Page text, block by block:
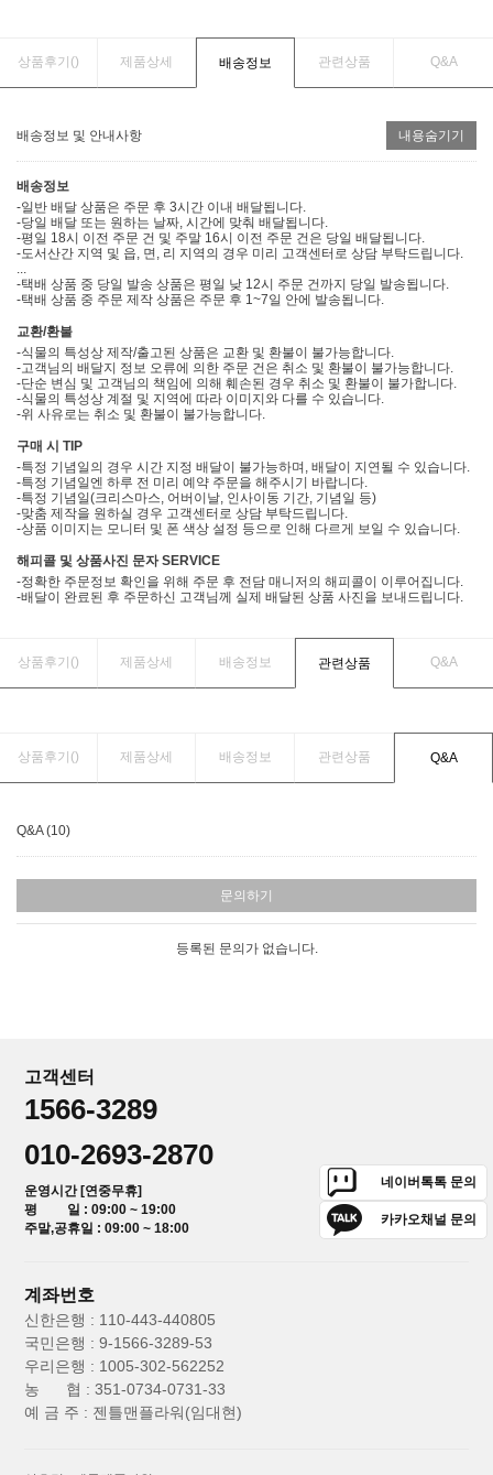
상품후기() 제품상세 배송정보 관련상품 Q&A
배송정보 및 안내사항 내용숨기기
배송정보
-일반 배달 상품은 주문 후 3시간 이내 배달됩니다.
-당일 배달 또는 원하는 날짜, 시간에 맞춰 배달됩니다.
-평일 18시 이전 주문 건 및 주말 16시 이전 주문 건은 당일 배달됩니다.
-도서산간 지역 및 읍, 면, 리 지역의 경우 미리 고객센터로 상담 부탁드립니다.
-택배 상품 중 당일 발송 상품은 평일 낮 12시 주문 건까지 당일 발송됩니다.
-택배 상품 중 주문 제작 상품은 주문 후 1~7일 안에 발송됩니다.
교환/환불
-식물의 특성상 제작/출고된 상품은 교환 및 환불이 불가능합니다.
-고객님의 배달지 정보 오류에 의한 주문 건은 취소 및 환불이 불가능합니다.
-단순 변심 및 고객님의 책임에 의해 훼손된 경우 취소 및 환불이 불가합니다.
-식물의 특성상 계절 및 지역에 따라 이미지와 다를 수 있습니다.
-위 사유로는 취소 및 환불이 불가능합니다.
구매 시 TIP
-특정 기념일의 경우 시간 지정 배달이 불가능하며, 배달이 지연될 수 있습니다.
-특정 기념일엔 하루 전 미리 예약 주문을 해주시기 바랍니다.
-특정 기념일(크리스마스, 어버이날, 인사이동 기간, 기념일 등)
-맞춤 제작을 원하실 경우 고객센터로 상담 부탁드립니다.
-상품 이미지는 모니터 및 폰 색상 설정 등으로 인해 다르게 보일 수 있습니다.
해피콜 및 상품사진 문자 SERVICE
-정확한 주문정보 확인을 위해 주문 후 전담 매니저의 해피콜이 이루어집니다.
-배달이 완료된 후 주문하신 고객님께 실제 배달된 상품 사진을 보내드립니다.
상품후기() 제품상세 배송정보 관련상품 Q&A
상품후기() 제품상세 배송정보 관련상품 Q&A
Q&A (10)
문의하기
등록된 문의가 없습니다.
고객센터
1566-3289
010-2693-2870
운영시간 [연중무휴]
평 일 : 09:00 ~ 19:00
주말,공휴일 : 09:00 ~ 18:00
네이버톡톡 문의
카카오채널 문의
계좌번호
신한은행 : 110-443-440805
국민은행 : 9-1566-3289-53
우리은행 : 1005-302-562252
농 협 : 351-0734-0731-33
예 금 주 : 젠틀맨플라워(임대현)